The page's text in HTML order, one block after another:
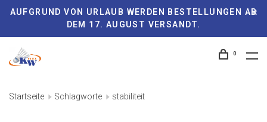
AUFGRUND VON URLAUB WERDEN BESTELLUNGEN AB
DEM 17. AUGUST VERSANDT.
0
Startseite Schlagworte stabiliteit